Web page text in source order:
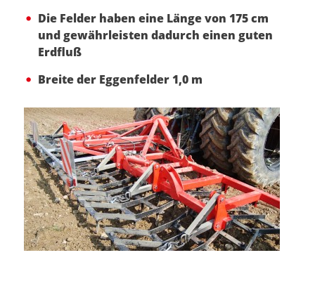
Die Felder haben eine Länge von 175 cm
und gewährleisten dadurch einen guten
Erdfluß
Breite der Eggenfelder 1,0 m